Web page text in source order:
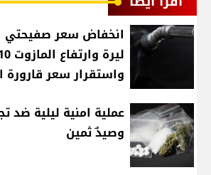
واستقرار سعر قارورة
عملية امنية ليلية ضد
وصيدٌ ثمين